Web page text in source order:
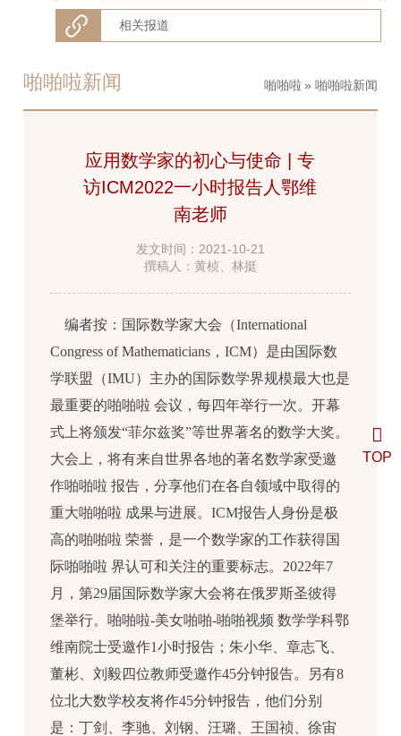
相关报道
啪啪啦 » 啪啪啦新闻
啪啪啦新闻
应用数学家的初心与使命 | 专
访ICM2022一小时报告人鄂维
南老师
发文时间：2021-10-21
撰稿人：黄桢、林挺
编者按：国际数学家大会（International
Congress of Mathematicians，ICM）是由国际数
学联盟（IMU）主办的国际数学界规模最大也是
最重要的啪啪啦 会议，每四年举行一次。开幕
式上将颁发“菲尔兹奖”等世界著名的数学大奖。
大会上，将有来自世界各地的著名数学家受邀
作啪啪啦 报告，分享他们在各自领域中取得的
重大啪啪啦 成果与进展。ICM报告人身份是极
高的啪啪啦 荣誉，是一个数学家的工作获得国
际啪啪啦 界认可和关注的重要标志。 2022年7
月，第29届国际数学家大会将在俄罗斯圣彼得
堡举行。啪啪啦-美女啪啪-啪啪视频 数学学科鄂
维南院士受邀作1小时报告；朱小华、章志飞、
董彬、刘毅四位教师受邀作45分钟报告。另有8
位北大数学校友将作45分钟报告，他们分别
是：丁剑、李驰、刘钢、汪璐、王国祯、徐宙
TOP